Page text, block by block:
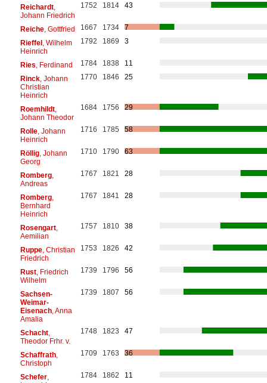
Reichardt,
Johann Friedrich
1752 1814 43
Reiche, Gottfried 1667 1734
7
Rieffel, Wilhelm
Heinrich
1792 1869 3
Ries , Ferdinand 1784 1838
11
Rinck, Johann
Christian
Heinrich
1770 1846 25
Roemhildt,
Johann Theodor
1684 1756 29
Rolle, Johann
Heinrich
1716 1785 58
Röllig, Johann
Georg
1710 1790 63
Romberg,
Andreas
1767 1821 28
Romberg,
Bernhard
Heinrich
1767 1841 28
Rosengart,
Aemilian
1757 1810 38
Ruppe, Christian
Friedrich
1753 1826 42
Rust, Friedrich
Wilhelm
1739 1796 56
Sachsen-
Weimar-
Eisenach, Anna
Amalia
1739 1807 56
Schacht,
Theodor Frhr. v.
1748 1823 47
Schaffrath,
Christoph
1709 1763 36
Schefer,
1784 1862 11